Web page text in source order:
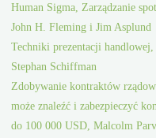
Human Sigma, Zarządzanie
John H. Fleming i Jim Asplund
Techniki prezentacji
Stephan Schiffman
Zdobywanie kontraktów
może znaleźć i zabezpieczyć
do 100 000 USD, Malcolm